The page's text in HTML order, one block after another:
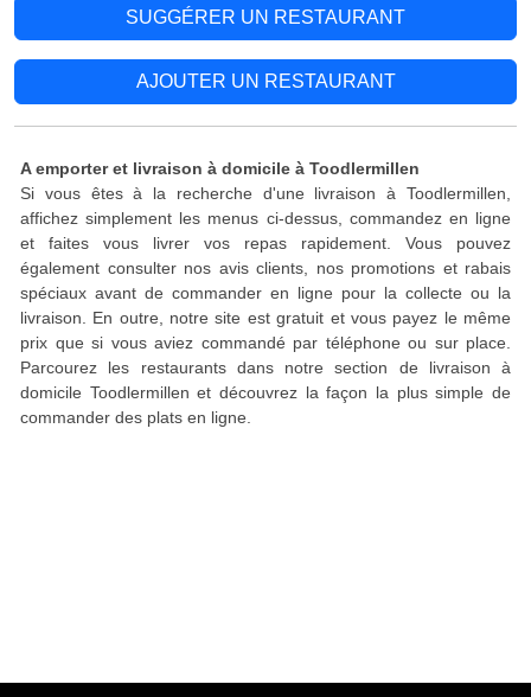
SUGGÉRER UN RESTAURANT
AJOUTER UN RESTAURANT
A emporter et livraison à domicile à Toodlermillen
Si vous êtes à la recherche d'une livraison à Toodlermillen,
affichez simplement les menus ci-dessus, commandez en ligne
et faites vous livrer vos repas rapidement. Vous pouvez
également consulter nos avis clients, nos promotions et rabais
spéciaux avant de commander en ligne pour la collecte ou la
livraison. En outre, notre site est gratuit et vous payez le même
prix que si vous aviez commandé par téléphone ou sur place.
Parcourez les restaurants dans notre section de livraison à
domicile Toodlermillen et découvrez la façon la plus simple de
commander des plats en ligne.